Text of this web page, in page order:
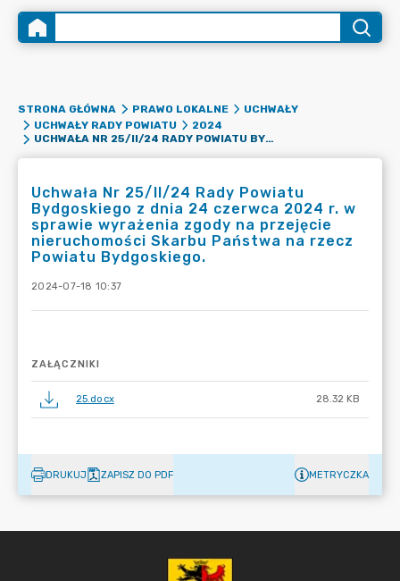
STRONA GŁÓWNA PRAWO LOKALNE
UCHWAŁY
UCHWAŁY RADY POWIATU
2024
UCHWAŁA NR 25/II/24 RADY POWIATU BYDGOSKIEGO Z DNIA 24 CZERWCA 2024 R. W SPRAWIE WYRAŻENIA ZGODY NA PRZEJĘCIE NIERUCHOMOŚCI SKARBU PAŃSTWA NA RZECZ POWIATU BYDGOSKIEGO.
Uchwała Nr 25/II/24 Rady Powiatu
Bydgoskiego z dnia 24 czerwca 2024 r. w
sprawie wyrażenia zgody na przejęcie
nieruchomości Skarbu Państwa na rzecz
Powiatu Bydgoskiego.
2024-07-18 10:37
ZAŁĄCZNIKI
25.docx 28.32 KB
DRUKUJ ZAPISZ DO PDF METRYCZKA